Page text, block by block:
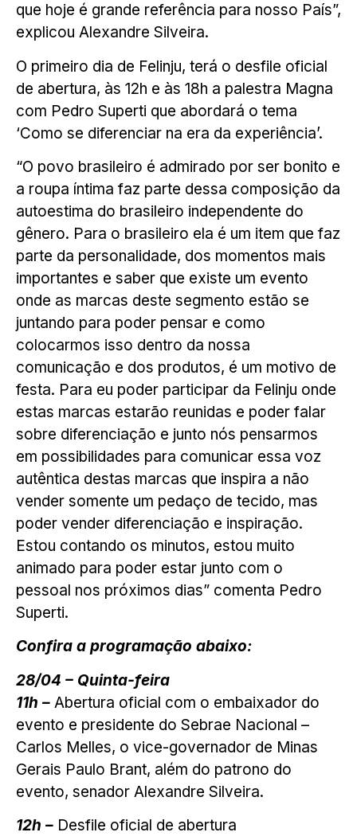
que hoje é grande referência para nosso País”,
explicou Alexandre Silveira.
O primeiro dia de Felinju, terá o desfile oficial
de abertura, às 12h e às 18h a palestra Magna
com Pedro Superti que abordará o tema
‘Como se diferenciar na era da experiência’.
“O povo brasileiro é admirado por ser bonito e
a roupa íntima faz parte dessa composição da
autoestima do brasileiro independente do
gênero. Para o brasileiro ela é um item que faz
parte da personalidade, dos momentos mais
importantes e saber que existe um evento
onde as marcas deste segmento estão se
juntando para poder pensar e como
colocarmos isso dentro da nossa
comunicação e dos produtos, é um motivo de
festa. Para eu poder participar da Felinju onde
estas marcas estarão reunidas e poder falar
sobre diferenciação e junto nós pensarmos
em possibilidades para comunicar essa voz
autêntica destas marcas que inspira a não
vender somente um pedaço de tecido, mas
poder vender diferenciação e inspiração.
Estou contando os minutos, estou muito
animado para poder estar junto com o
pessoal nos próximos dias” comenta Pedro
Superti.
Confira a programação abaixo:
28/04 – Quinta-feira
11h – Abertura oficial com o embaixador do
evento e presidente do Sebrae Nacional –
Carlos Melles, o vice-governador de Minas
Gerais Paulo Brant, além do patrono do
evento, senador Alexandre Silveira.
12h – Desfile oficial de abertura